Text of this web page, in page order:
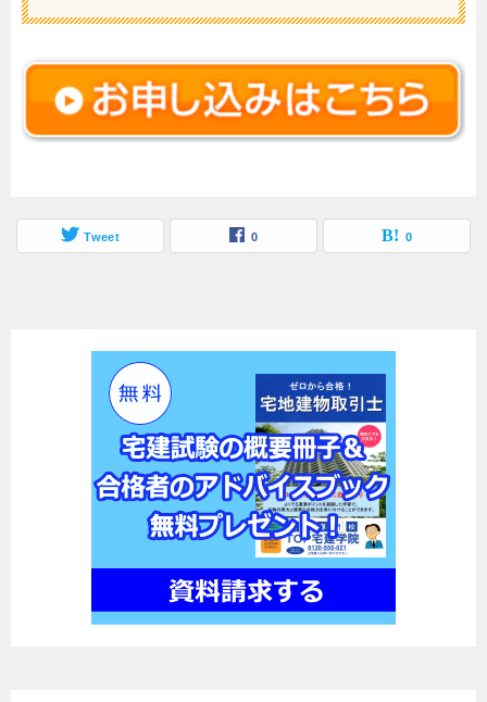
Tweet 0 0